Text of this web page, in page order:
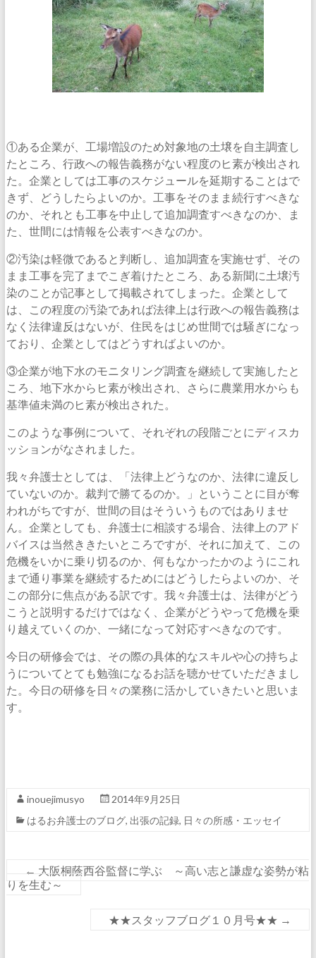
①ある企業が、工場増設のため対象地の土壌を自主調査し
たところ、行政への報告義務がない程度のヒ素が検出され
た。企業としては工事のスケジュールを延期することはで
きず、どうしたらよいのか。工事をそのまま続行すべきな
のか、それとも工事を中止して追加調査すべきなのか、ま
た、世間には情報を公表すべきなのか。
②汚染は軽微であると判断し、追加調査を実施せず、その
まま工事を完了までこぎ着けたところ、ある新聞に土壌汚
染のことが記事として掲載されてしまった。企業として
は、この程度の汚染であれば法律上は行政への報告義務は
なく法律違反はないが、住民をはじめ世間では騒ぎになっ
ており、企業としてはどうすればよいのか。
③企業が地下水のモニタリング調査を継続して実施したと
ころ、地下水からヒ素が検出され、さらに農業用水からも
基準値未満のヒ素が検出された。
このような事例について、それぞれの段階ごとにディスカ
ッションがなされました。
我々弁護士としては、「法律上どうなのか、法律に違反し
ていないのか。裁判で勝てるのか。」ということに目が奪
われがちですが、世間の目はそういうものではありませ
ん。企業としても、弁護士に相談する場合、法律上のアド
バイスは当然ききたいところですが、それに加えて、この
危機をいかに乗り切るのか、何もなかったかのようにこれ
まで通り事業を継続するためにはどうしたらよいのか、そ
この部分に焦点がある訳です。我々弁護士は、法律がどう
こうと説明するだけではなく、企業がどうやって危機を乗
り越えていくのか、一緒になって対応すべきなのです。
今日の研修会では、その際の具体的なスキルや心の持ちよ
うについてとても勉強になるお話を聴かせていただきまし
た。今日の研修を日々の業務に活かしていきたいと思いま
す。
inouejimusyo
2014年9月25日
はるお弁護士のブログ, 出張の記録, 日々の所感・エッセイ
← 大阪桐蔭西谷監督に学ぶ ～高い志と謙虚な姿勢が粘
りを生む～
★★スタッフブログ１０月号★★ →